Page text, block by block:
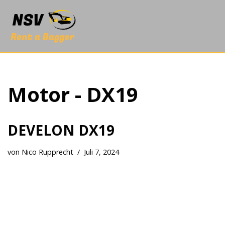
Zum
Inhalt
springen
Motor - DX19
DEVELON DX19
von Nico Rupprecht Juli 7, 2024